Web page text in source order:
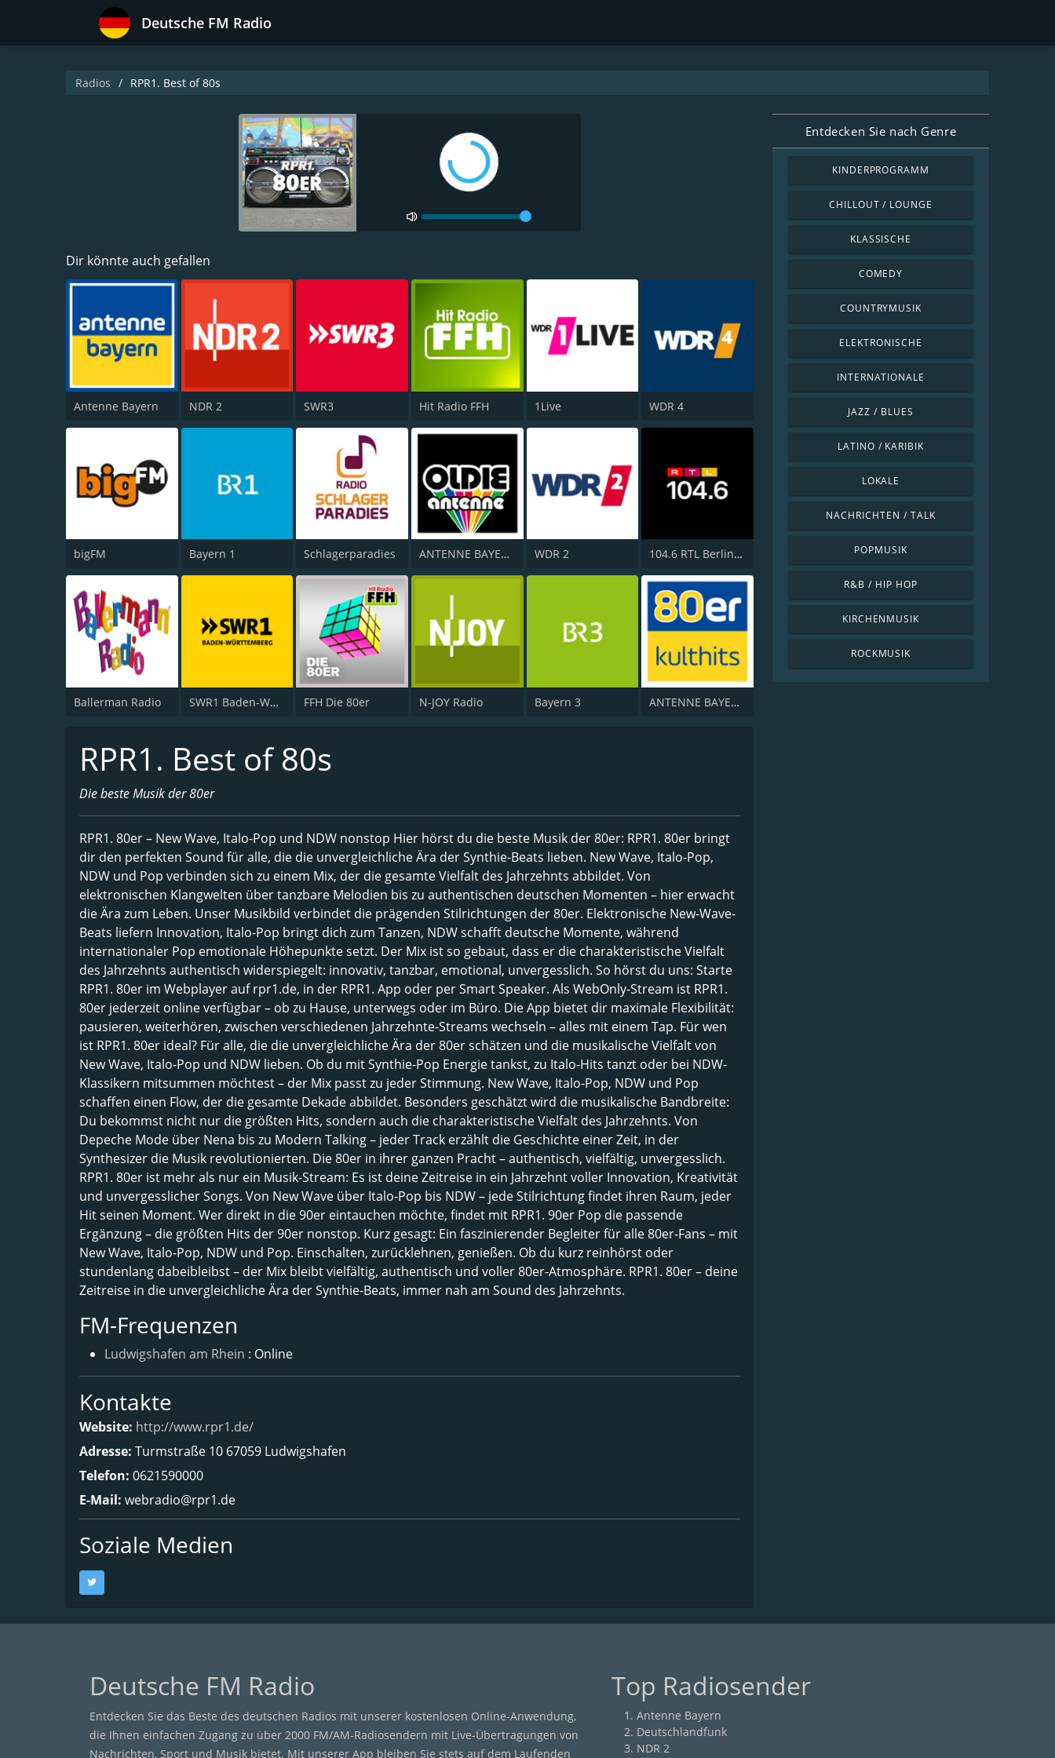
Deutsche FM Radio
Radios RPR1. Best of 80s
Dir könnte auch gefallen
Antenne Bayern NDR 2 SWR3 Hit Radio FFH 1Live WDR 4
bigFM Bayern 1 Schlagerparadies ANTENNE BAYERN Oldies but Goldies WDR 2 104.6 RTL Berlins Hitradio
Ballerman Radio SWR1 Baden-Württemberg FFH Die 80er N-JOY Radio Bayern 3 ANTENNE BAYERN 80er Kulthits
RPR1. Best of 80s
Die beste Musik der 80er
RPR1. 80er – New Wave, Italo-Pop und NDW nonstop Hier hörst du die beste Musik der 80er: RPR1. 80er bringt
dir den perfekten Sound für alle, die die unvergleichliche Ära der Synthie-Beats lieben. New Wave, Italo-Pop,
NDW und Pop verbinden sich zu einem Mix, der die gesamte Vielfalt des Jahrzehnts abbildet. Von
elektronischen Klangwelten über tanzbare Melodien bis zu authentischen deutschen Momenten – hier erwacht
die Ära zum Leben. Unser Musikbild verbindet die prägenden Stilrichtungen der 80er. Elektronische New-Wave-
Beats liefern Innovation, Italo-Pop bringt dich zum Tanzen, NDW schafft deutsche Momente, während
internationaler Pop emotionale Höhepunkte setzt. Der Mix ist so gebaut, dass er die charakteristische Vielfalt
des Jahrzehnts authentisch widerspiegelt: innovativ, tanzbar, emotional, unvergesslich. So hörst du uns: Starte
RPR1. 80er im Webplayer auf rpr1.de, in der RPR1. App oder per Smart Speaker. Als WebOnly-Stream ist RPR1.
80er jederzeit online verfügbar – ob zu Hause, unterwegs oder im Büro. Die App bietet dir maximale Flexibilität:
pausieren, weiterhören, zwischen verschiedenen Jahrzehnte-Streams wechseln – alles mit einem Tap. Für wen
ist RPR1. 80er ideal? Für alle, die die unvergleichliche Ära der 80er schätzen und die musikalische Vielfalt von
New Wave, Italo-Pop und NDW lieben. Ob du mit Synthie-Pop Energie tankst, zu Italo-Hits tanzt oder bei NDW-
Klassikern mitsummen möchtest – der Mix passt zu jeder Stimmung. New Wave, Italo-Pop, NDW und Pop
schaffen einen Flow, der die gesamte Dekade abbildet. Besonders geschätzt wird die musikalische Bandbreite:
Du bekommst nicht nur die größten Hits, sondern auch die charakteristische Vielfalt des Jahrzehnts. Von
Depeche Mode über Nena bis zu Modern Talking – jeder Track erzählt die Geschichte einer Zeit, in der
Synthesizer die Musik revolutionierten. Die 80er in ihrer ganzen Pracht – authentisch, vielfältig, unvergesslich.
RPR1. 80er ist mehr als nur ein Musik-Stream: Es ist deine Zeitreise in ein Jahrzehnt voller Innovation, Kreativität
und unvergesslicher Songs. Von New Wave über Italo-Pop bis NDW – jede Stilrichtung findet ihren Raum, jeder
Hit seinen Moment. Wer direkt in die 90er eintauchen möchte, findet mit RPR1. 90er Pop die passende
Ergänzung – die größten Hits der 90er nonstop. Kurz gesagt: Ein faszinierender Begleiter für alle 80er-Fans – mit
New Wave, Italo-Pop, NDW und Pop. Einschalten, zurücklehnen, genießen. Ob du kurz reinhörst oder
stundenlang dabeibleibst – der Mix bleibt vielfältig, authentisch und voller 80er-Atmosphäre. RPR1. 80er – deine
Zeitreise in die unvergleichliche Ära der Synthie-Beats, immer nah am Sound des Jahrzehnts.
FM-Frequenzen
Ludwigshafen am Rhein : Online
Kontakte
Website: http://www.rpr1.de/
Adresse: Turmstraße 10 67059 Ludwigshafen
Telefon: 0621590000
E-Mail: webradio@rpr1.de
Soziale Medien
Entdecken Sie nach Genre
KINDERPROGRAMM
CHILLOUT / LOUNGE
KLASSISCHE
COMEDY
COUNTRYMUSIK
ELEKTRONISCHE
INTERNATIONALE
JAZZ / BLUES
LATINO / KARIBIK
LOKALE
NACHRICHTEN / TALK
POPMUSIK
R&B / HIP HOP
KIRCHENMUSIK
ROCKMUSIK
Deutsche FM Radio
Entdecken Sie das Beste des deutschen Radios mit unserer kostenlosen Online-Anwendung,
die Ihnen einfachen Zugang zu über 2000 FM/AM-Radiosendern mit Live-Übertragungen von
Nachrichten, Sport und Musik bietet. Mit unserer App bleiben Sie stets auf dem Laufenden
Top Radiosender
Antenne Bayern
Deutschlandfunk
NDR 2